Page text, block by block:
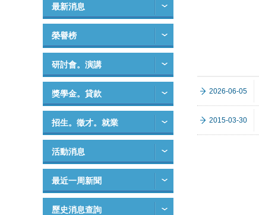
最新消息
榮譽榜
研討會。演講
獎學金。貸款
招生。徵才。就業
活動消息
最近一周新聞
歷史消息查詢
2026-06-05
2015-03-30